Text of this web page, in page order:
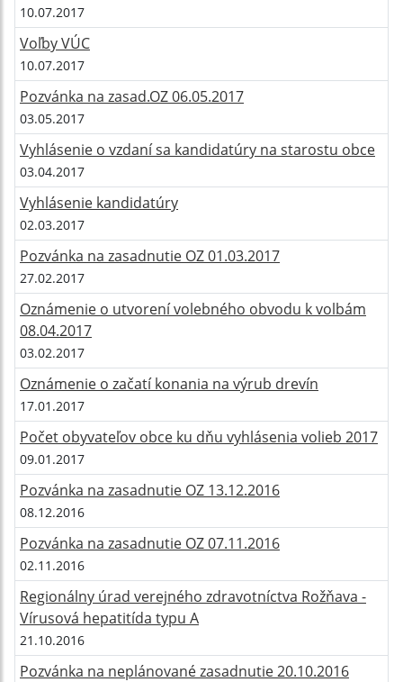
10.07.2017
Voľby VÚC
10.07.2017
Pozvánka na zasad.OZ 06.05.2017
03.05.2017
Vyhlásenie o vzdaní sa kandidatúry na starostu obce
03.04.2017
Vyhlásenie kandidatúry
02.03.2017
Pozvánka na zasadnutie OZ 01.03.2017
27.02.2017
Oznámenie o utvorení volebného obvodu k volbám
08.04.2017
03.02.2017
Oznámenie o začatí konania na výrub drevín
17.01.2017
Počet obyvateľov obce ku dňu vyhlásenia volieb 2017
09.01.2017
Pozvánka na zasadnutie OZ 13.12.2016
08.12.2016
Pozvánka na zasadnutie OZ 07.11.2016
02.11.2016
Regionálny úrad verejného zdravotníctva Rožňava -
Vírusová hepatitída typu A
21.10.2016
Pozvánka na neplánované zasadnutie 20.10.2016